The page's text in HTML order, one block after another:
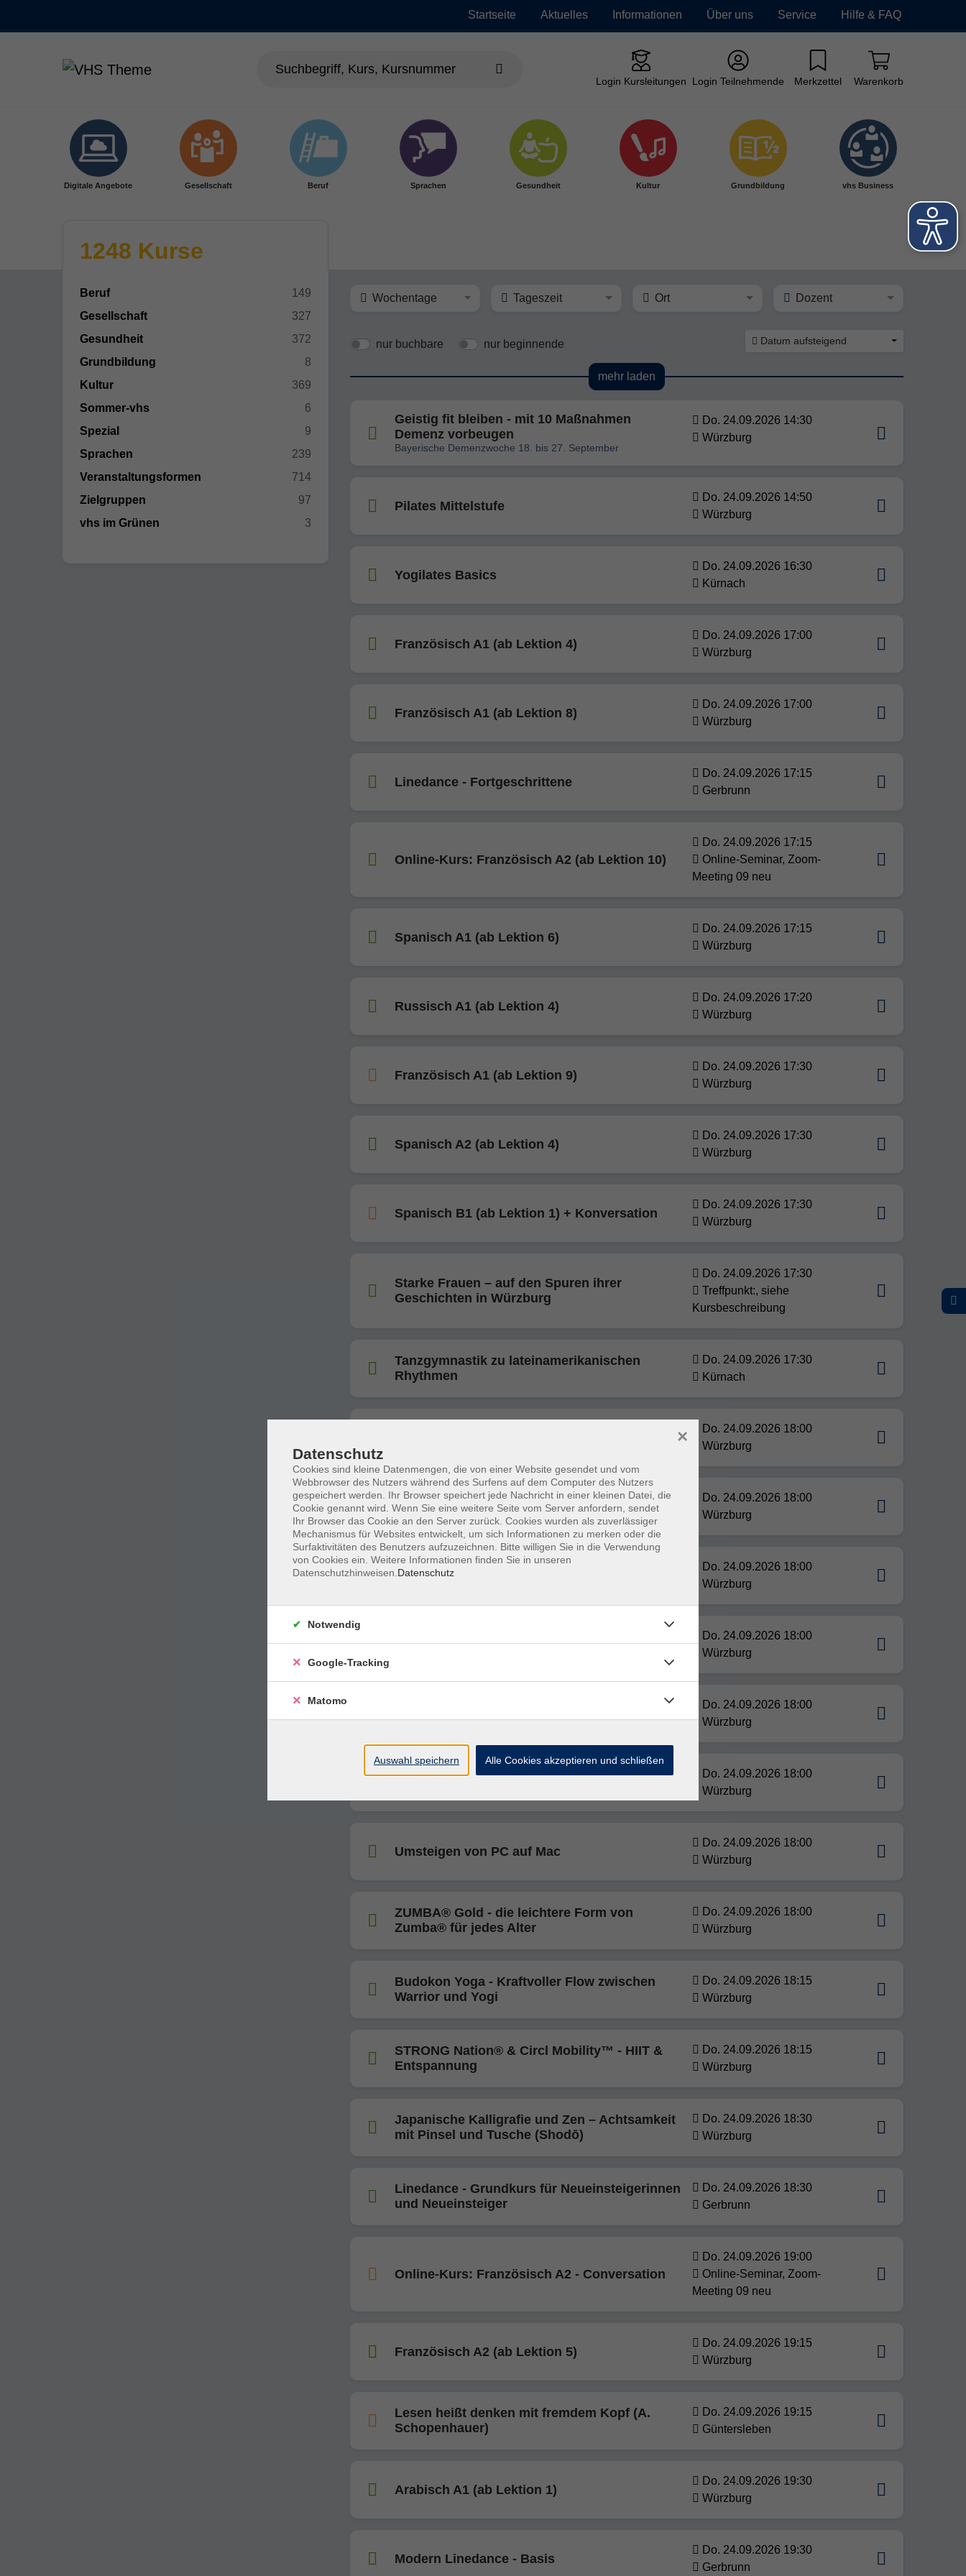
Startseite Aktuelles Informationen Über uns Service Hilfe & FAQ
Login Kursleitungen Login Teilnehmende Merkzettel Warenkorb
Digitale Angebote Gesellschaft Beruf Sprachen Gesundheit Kultur Grundbildung vhs Business
1248 Kurse
Beruf
149
Gesellschaft
327
Gesundheit
372
Grundbildung
8
Kultur
369
Sommer-vhs
6
Spezial
9
Sprachen
239
Veranstaltungsformen
714
Zielgruppen
97
vhs im Grünen
3
Wochentage Tageszeit Ort Dozent
nur buchbare nur beginnende Datum aufsteigend
mehr laden
Geistig fit bleiben - mit 10 Maßnahmen
Demenz vorbeugen
Bayerische Demenzwoche 18. bis 27. September
Do. 24.09.2026 14:30
Würzburg
Pilates Mittelstufe
Do. 24.09.2026 14:50
Würzburg
Yogilates Basics
Do. 24.09.2026 16:30
Kürnach
Französisch A1 (ab Lektion 4)
Do. 24.09.2026 17:00
Würzburg
Französisch A1 (ab Lektion 8)
Do. 24.09.2026 17:00
Würzburg
Linedance - Fortgeschrittene
Do. 24.09.2026 17:15
Gerbrunn
Online-Kurs: Französisch A2 (ab Lektion 10)
Do. 24.09.2026 17:15
Online-Seminar, Zoom-
Meeting 09 neu
Spanisch A1 (ab Lektion 6)
Do. 24.09.2026 17:15
Würzburg
Russisch A1 (ab Lektion 4)
Do. 24.09.2026 17:20
Würzburg
Französisch A1 (ab Lektion 9)
Do. 24.09.2026 17:30
Würzburg
Spanisch A2 (ab Lektion 4)
Do. 24.09.2026 17:30
Würzburg
Spanisch B1 (ab Lektion 1) + Konversation
Do. 24.09.2026 17:30
Würzburg
Starke Frauen – auf den Spuren ihrer
Geschichten in Würzburg
Do. 24.09.2026 17:30
Treffpunkt:, siehe
Kursbeschreibung
Tanzgymnastik zu lateinamerikanischen
Rhythmen
Do. 24.09.2026 17:30
Kürnach
Do. 24.09.2026 18:00
Würzburg
Chinesisch A1 (ab Lektion 2, Teil B)
Do. 24.09.2026 18:00
Würzburg
Französisch C1
Do. 24.09.2026 18:00
Würzburg
Italienisch B1 (ab Lektion 2/3)
Do. 24.09.2026 18:00
Würzburg
Do. 24.09.2026 18:00
Würzburg
Do. 24.09.2026 18:00
Würzburg
Umsteigen von PC auf Mac
Do. 24.09.2026 18:00
Würzburg
ZUMBA® Gold - die leichtere Form von
Zumba® für jedes Alter
Do. 24.09.2026 18:00
Würzburg
Budokon Yoga - Kraftvoller Flow zwischen
Warrior und Yogi
Do. 24.09.2026 18:15
Würzburg
STRONG Nation® & Circl Mobility™ - HIIT &
Entspannung
Do. 24.09.2026 18:15
Würzburg
Japanische Kalligrafie und Zen – Achtsamkeit
mit Pinsel und Tusche (Shodō)
Do. 24.09.2026 18:30
Würzburg
Linedance - Grundkurs für Neueinsteigerinnen
und Neueinsteiger
Do. 24.09.2026 18:30
Gerbrunn
Online-Kurs: Französisch A2 - Conversation
Do. 24.09.2026 19:00
Online-Seminar, Zoom-
Meeting 09 neu
Französisch A2 (ab Lektion 5)
Do. 24.09.2026 19:15
Würzburg
Lesen heißt denken mit fremdem Kopf (A.
Schopenhauer)
Do. 24.09.2026 19:15
Güntersleben
Arabisch A1 (ab Lektion 1)
Do. 24.09.2026 19:30
Würzburg
Modern Linedance - Basis
Do. 24.09.2026 19:30
Gerbrunn
Datenschutz
Cookies sind kleine Datenmengen, die von einer Website gesendet und vom
Webbrowser des Nutzers während des Surfens auf dem Computer des Nutzers
gespeichert werden. Ihr Browser speichert jede Nachricht in einer kleinen Datei, die
Cookie genannt wird. Wenn Sie eine weitere Seite vom Server anfordern, sendet
Ihr Browser das Cookie an den Server zurück. Cookies wurden als zuverlässiger
Mechanismus für Websites entwickelt, um sich Informationen zu merken oder die
Surfaktivitäten des Benutzers aufzuzeichnen. Bitte willigen Sie in die Verwendung
von Cookies ein. Weitere Informationen finden Sie in unseren
Datenschutzhinweisen. Datenschutz
×
Notwendig
Google-Tracking
Matomo
Auswahl speichern Alle Cookies akzeptieren und schließen